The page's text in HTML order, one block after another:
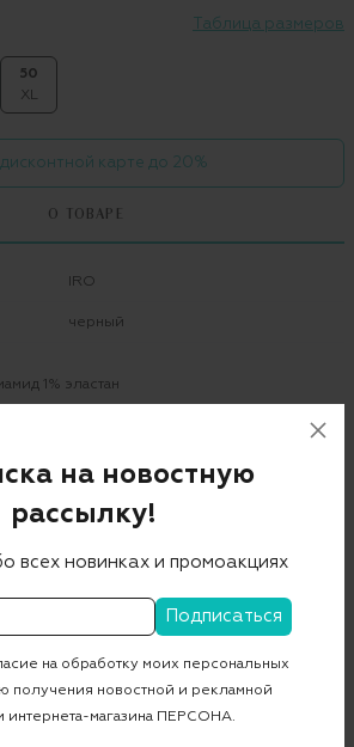
Таблица размеров
50
XL
дисконтной карте до 20%
О ТОВАРЕ
IRO
черный
1% эластан
Китай
24SWP33ADJO
торговым представителем
на новостную
рассылку!
всех новинках и промоакциях
на обработку моих персональных
получения новостной и рекламной
интернета-магазина ПЕРСОНА.